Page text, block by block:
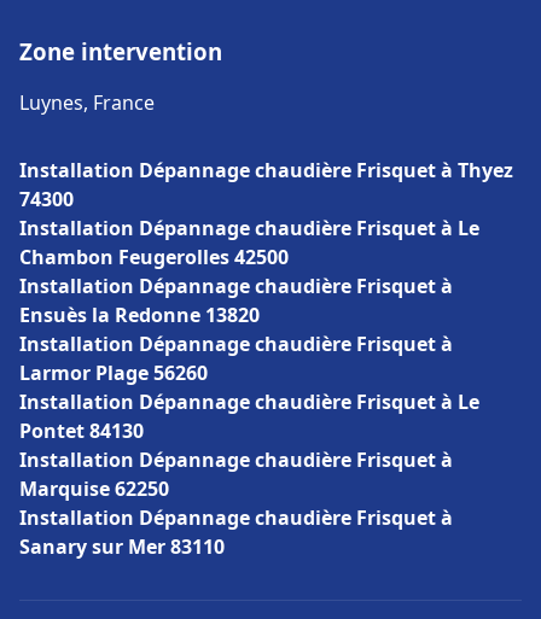
Zone intervention
Luynes, France
Installation Dépannage chaudière Frisquet à Thyez
74300
Installation Dépannage chaudière Frisquet à Le
Chambon Feugerolles 42500
Installation Dépannage chaudière Frisquet à
Ensuès la Redonne 13820
Installation Dépannage chaudière Frisquet à
Larmor Plage 56260
Installation Dépannage chaudière Frisquet à Le
Pontet 84130
Installation Dépannage chaudière Frisquet à
Marquise 62250
Installation Dépannage chaudière Frisquet à
Sanary sur Mer 83110